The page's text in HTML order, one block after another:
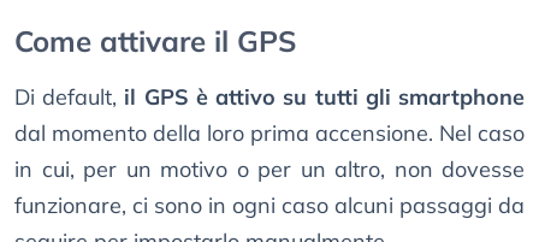
Come attivare il GPS
Di default, il GPS è attivo su tutti gli smartphone
dal momento della loro prima accensione. Nel caso
in cui, per un motivo o per un altro, non dovesse
funzionare, ci sono in ogni caso alcuni passaggi da